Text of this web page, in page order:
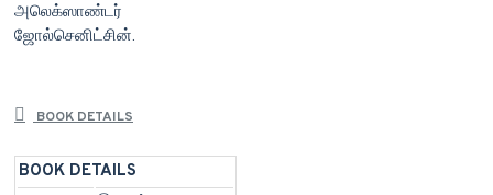
அலெக்ஸாண்டர்
ஜோல்செனிட்சின்.
BOOK DETAILS
BOOK DETAILS